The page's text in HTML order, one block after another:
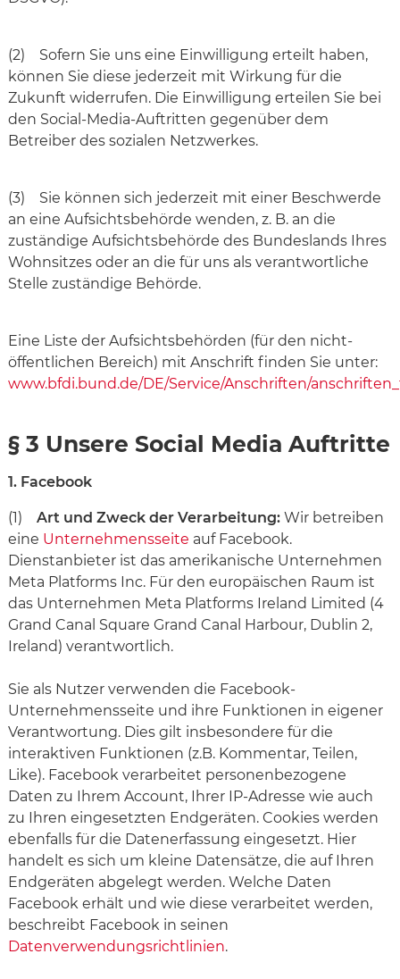
(2) Sofern Sie uns eine Einwilligung erteilt haben,
können Sie diese jederzeit mit Wirkung für die
Zukunft widerrufen. Die Einwilligung erteilen Sie bei
den Social-Media-Auftritten gegenüber dem
Betreiber des sozialen Netzwerkes.
(3) Sie können sich jederzeit mit einer Beschwerde
an eine Aufsichtsbehörde wenden, z. B. an die
zuständige Aufsichtsbehörde des Bundeslands Ihres
Wohnsitzes oder an die für uns als verantwortliche
Stelle zuständige Behörde.
Eine Liste der Aufsichtsbehörden (für den nicht-
öffentlichen Bereich) mit Anschrift finden Sie unter:
www.bfdi.bund.de/DE/Service/Anschriften/
§ 3 Unsere Social Media Auftritte
1. Facebook
(1) Art und Zweck der Verarbeitung: Wir betreiben
eine Unternehmensseite auf Facebook.
Dienstanbieter ist das amerikanische Unternehmen
Meta Platforms Inc. Für den europäischen Raum ist
das Unternehmen Meta Platforms Ireland Limited (4
Grand Canal Square Grand Canal Harbour, Dublin 2,
Ireland) verantwortlich.
Sie als Nutzer verwenden die Facebook-
Unternehmensseite und ihre Funktionen in eigener
Verantwortung. Dies gilt insbesondere für die
interaktiven Funktionen (z.B. Kommentar, Teilen,
Like). Facebook verarbeitet personenbezogene
Daten zu Ihrem Account, Ihrer IP-Adresse wie auch
zu Ihren eingesetzten Endgeräten. Cookies werden
ebenfalls für die Datenerfassung eingesetzt. Hier
handelt es sich um kleine Datensätze, die auf Ihren
Endgeräten abgelegt werden. Welche Daten
Facebook erhält und wie diese verarbeitet werden,
beschreibt Facebook in seinen
Datenverwendungsrichtlinien.